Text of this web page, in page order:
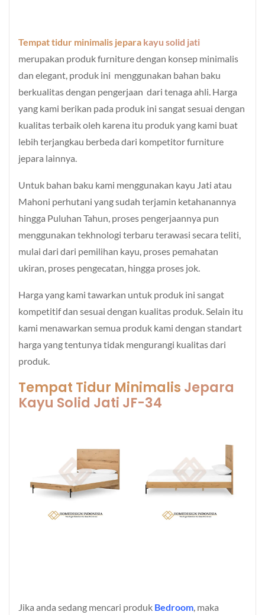
Tempat tidur minimalis jepara kayu solid jati
merupakan produk furniture dengan konsep minimalis
dan elegant, produk ini menggunakan bahan baku
berkualitas dengan pengerjaan dari tenaga ahli. Harga
yang kami berikan pada produk ini sangat sesuai dengan
kualitas terbaik oleh karena itu produk yang kami buat
lebih terjangkau berbeda dari kompetitor furniture
jepara lainnya.
Untuk bahan baku kami menggunakan kayu Jati atau
Mahoni perhutani yang sudah terjamin ketahanannya
hingga Puluhan Tahun, proses pengerjaannya pun
menggunakan tekhnologi terbaru terawasi secara teliti,
mulai dari dari pemilihan kayu, proses pemahatan
ukiran, proses pengecatan, hingga proses jok.
Harga yang kami tawarkan untuk produk ini sangat
kompetitif dan sesuai dengan kualitas produk. Selain itu
kami menawarkan semua produk kami dengan standart
harga yang tentunya tidak mengurangi kualitas dari
produk.
Tempat Tidur Minimalis Jepara
Kayu Solid Jati JF-34
Jika anda sedang mencari produk Bedroom, maka